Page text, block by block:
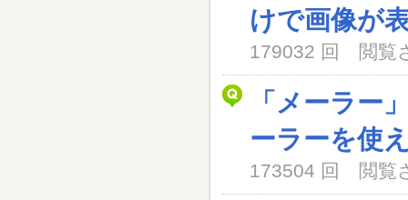
けで画像が
179032 回 閲覧
「メーラー
ーラーを使
173504 回 閲覧